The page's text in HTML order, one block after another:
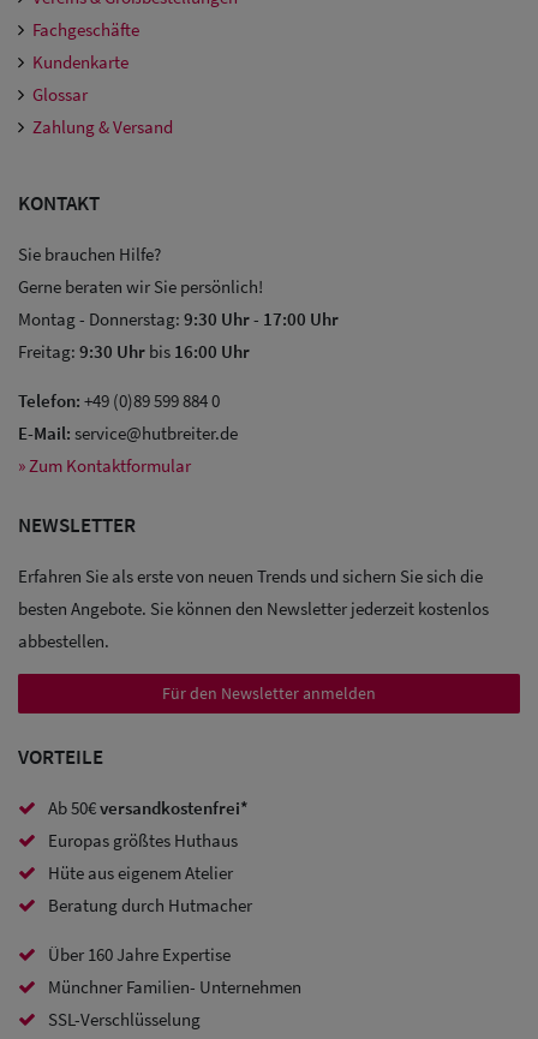
Sale: Caps
Baseball
Caps
Caps
Sale:
Trucker
Caps
Sale: Caps
mit
Ohrenschutz
Fachgeschäfte
Kundenkarte
Glossar
Zahlung & Versand
KONTAKT
Sie brauchen Hilfe?
Gerne beraten wir Sie persönlich!
Montag - Donnerstag: 9:30 Uhr- 17:00 Uhr
Freitag: 9:30 Uhr bis 16:00 Uhr
Telefon: +49 (0)89 599 884 0
E-Mail: service@hutbreiter.de
» Zum Kontaktformular
NEWSLETTER
Erfahren Sie als erste von neuen Trends und sichern Sie sich die
besten Angebote. Sie können den Newsletter jederzeit kostenlos
abbestellen.
Für den Newsletter anmelden
VORTEILE
Ab 50€versandkostenfrei*
Europas größtes Huthaus
Hüte aus eigenem Atelier
Beratung durch Hutmacher
Über 160 Jahre Expertise
Münchner Familien- Unternehmen
SSL-Verschlüsselung